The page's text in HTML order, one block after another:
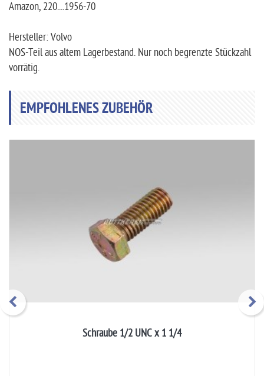
Amazon, 220....1956-70
Hersteller: Volvo
NOS-Teil aus altem Lagerbestand. Nur noch begrenzte Stückzahl
vorrätig.
EMPFOHLENES ZUBEHÖR
Schraube 1/2 UNC x 1 1/4